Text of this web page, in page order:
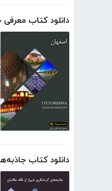
دانلود کتاب
دانلود کتاب